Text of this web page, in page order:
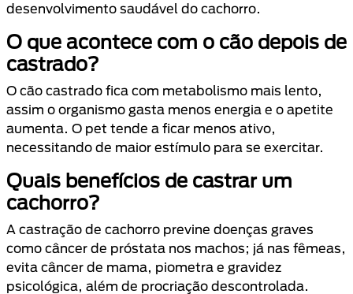
desenvolvimento saudável do cachorro.
O que acontece com o cão depois de
castrado?
O cão castrado fica com metabolismo mais lento,
assim o organismo gasta menos energia e o apetite
aumenta. O pet tende a ficar menos ativo,
necessitando de maior estímulo para se exercitar.
Quais benefícios de castrar um
cachorro?
A castração de cachorro previne doenças graves
como câncer de próstata nos machos; já nas fêmeas,
evita câncer de mama, piometra e gravidez
psicológica, além de procriação descontrolada.